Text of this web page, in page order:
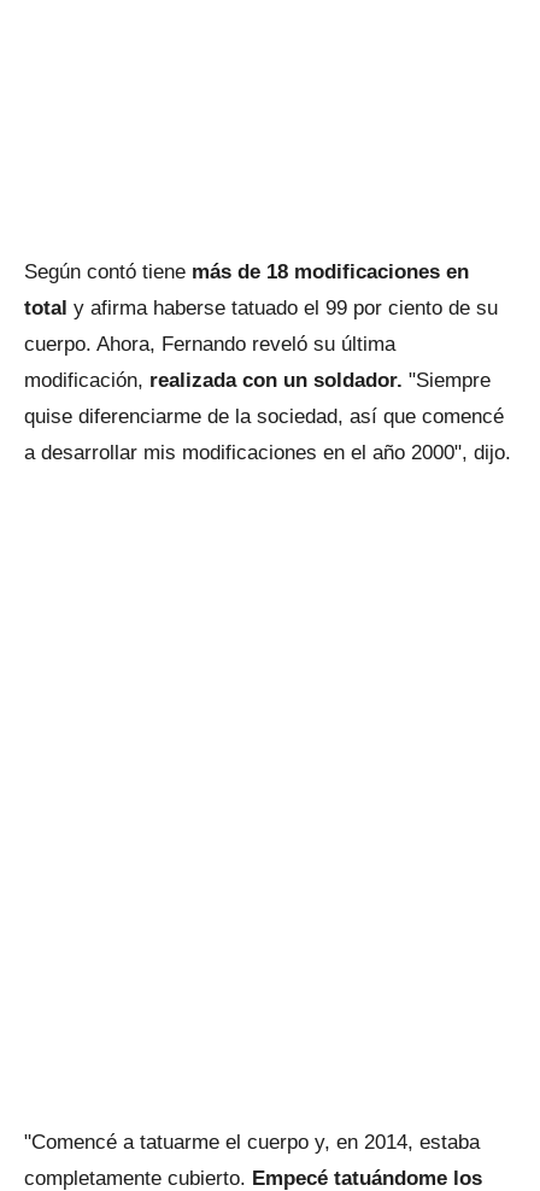
Según contó tiene más de 18 modificaciones en
total y afirma haberse tatuado el 99 por ciento de su
cuerpo. Ahora, Fernando reveló su última
modificación, realizada con un soldador. "Siempre
quise diferenciarme de la sociedad, así que comencé
a desarrollar mis modificaciones en el año 2000", dijo.
"Comencé a tatuarme el cuerpo y, en 2014, estaba
completamente cubierto. Empecé tatuándome los